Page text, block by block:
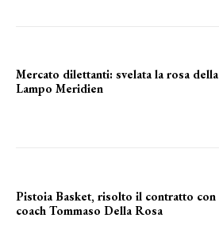
Mercato dilettanti: svelata la rosa della
Lampo Meridien
Pistoia Basket, risolto il contratto con
coach Tommaso Della Rosa